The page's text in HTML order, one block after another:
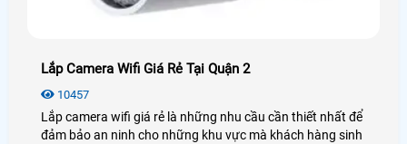
Lắp Camera Wifi Giá Rẻ Tại Quận 2
10457
Lắp camera wifi giá rẻ là những nhu cầu cần thiết nhất để
đảm bảo an ninh cho những khu vực mà khách hàng sinh